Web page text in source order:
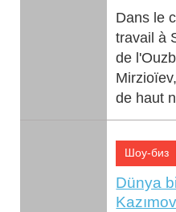
Dans le
travail à
de
de haut
Шоу-биз
Dünya